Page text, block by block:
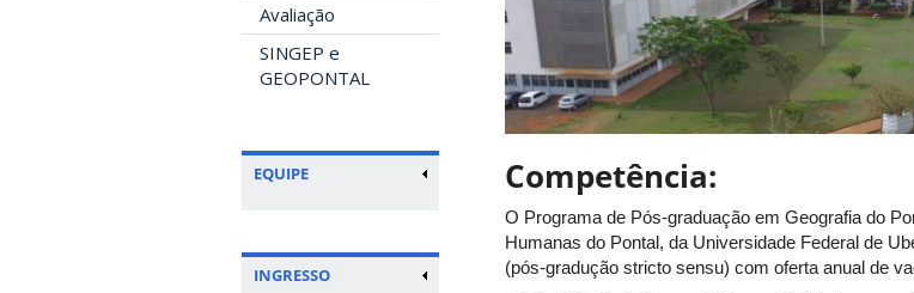
Avaliação
SINGEP e
GEOPONTAL
EQUIPE
INGRESSO
Competência:
O Programa de Pós-graduação em Geografia do
Humanas do Pontal, da Universidade Federal de
(pós-gradução stricto sensu) com oferta anual de